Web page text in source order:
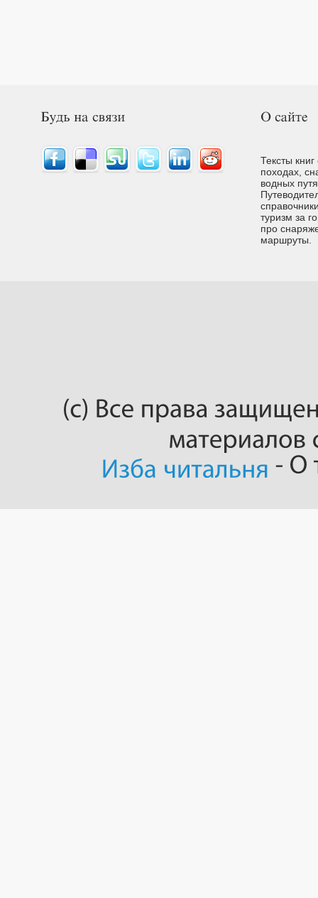
Тексты
походах,
водных
туризм за
про
маршруты.